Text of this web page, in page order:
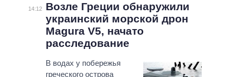
14:12
Возле Греции обнаружили
украинский морской дрон
Magura V5, начато
расследование
В водах у побережья
греческого острова